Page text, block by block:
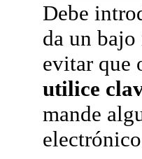
Debe
da un
evitar que
utilice
mande